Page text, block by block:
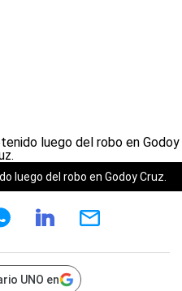
luego del robo en Godoy Cruz.
UNO en